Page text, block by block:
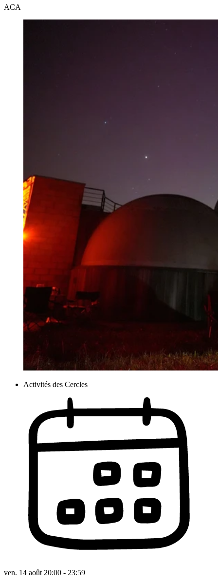
ACA
Activités des Cercles
ven. 14 août 20:00 - 23:59